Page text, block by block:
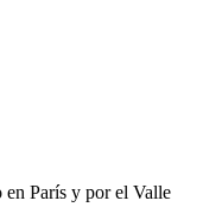
París y por el Valle